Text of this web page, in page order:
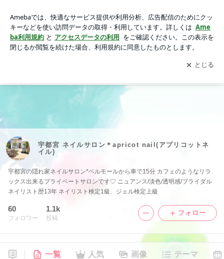
アプリをダウンロードして ブログの更新通知
を受け取りまし
ょう。
開く
宇都宮 ネイルサロン＊apricot nail(アプリコットネ
イル)
宇都宮の隠れ家ネイルサロン*ベルモールから車で15分 カフェのようなリラ
ックス出来るプライベートサロンです♡ ニュアンス/淡色/透明感/ブライダル
ネイリスト歴13年 ネイリスト検定1級、ジェル検定上級
60
フォロワー
1.1k
投稿
フォロー
一覧 人気 画像 テーマ